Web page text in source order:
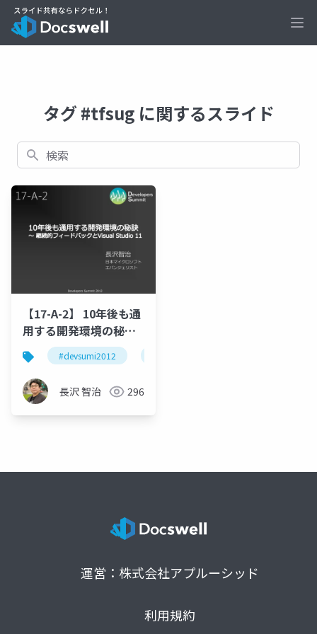
タグ #tfsug に関するスライド
検索
【17-A-2】 10年後も通
用する開発環境の秘訣
＜デブサミ2012＞
#devsumi2012
長沢 智治 296
運営：株式会社アプルーシッド
利用規約